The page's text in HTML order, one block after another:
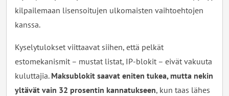
kilpailemaan lisensoitujen ulkomaisten vaihtoehtojen
kanssa.
Kyselytulokset viittaavat siihen, että pelkät
estomekanismit – mustat listat, IP-blokit – eivät vakuuta
kuluttajia. Maksublokit saavat eniten tukea, mutta nekin
yltävät vain 32 prosentin kannatukseen, kun taas lähes